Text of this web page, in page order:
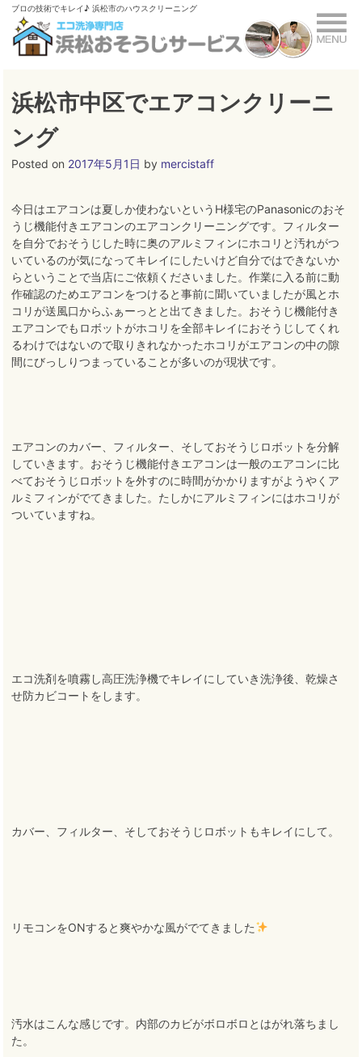
Skip
content
ブロの技術でキレイ♪ 浜松市のハウスクリーニング
浜松市中区でエアコンクリーニ
ング
Posted on 2017年5月1日 by mercistaff
今日はエアコンは夏しか使わないというH様宅のPanasonicのおそ
うじ機能付きエアコンのエアコンクリーニングです。フィルター
を自分でおそうじした時に奥のアルミフィンにホコリと汚れがつ
いているのが気になってキレイにしたいけど自分ではできないか
らということで当店にご依頼くださいました。作業に入る前に動
作確認のためエアコンをつけると事前に聞いていましたが風とホ
コリが送風口からふぁーっとと出てきました。おそうじ機能付き
エアコンでもロボットがホコリを全部キレイにおそうじしてくれ
るわけではないので取りきれなかったホコリがエアコンの中の隙
間にびっしりつまっていることが多いのが現状です。
エアコンのカバー、フィルター、そしておそうじロボットを分解
していきます。おそうじ機能付きエアコンは一般のエアコンに比
べておそうじロボットを外すのに時間がかかりますがようやくア
ルミフィンがでてきました。たしかにアルミフィンにはホコリが
ついていますね。
エコ洗剤を噴霧し高圧洗浄機でキレイにしていき洗浄後、乾燥さ
せ防カビコートをします。
カバー、フィルター、そしておそうじロボットもキレイにして。
リモコンをONすると爽やかな風がでてきました
汚水はこんな感じです。内部のカビがボロボロとはがれ落ちまし
た。